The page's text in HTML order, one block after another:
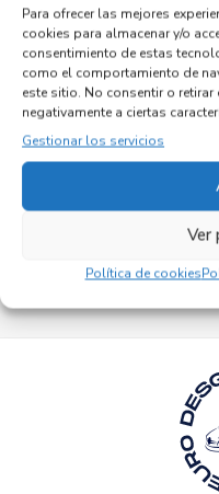
Para ofrecer las mejores
cookies para almacenar y/o
consentimiento de estas
como el comportamiento de
este sitio. No consentir o
negativamente a ciertas
Gestionar los servicios
Ver
Política de cookies
Referencia ID: 147069
Referencia OEM: 0265019153
32,95€ (IVA no incluído)